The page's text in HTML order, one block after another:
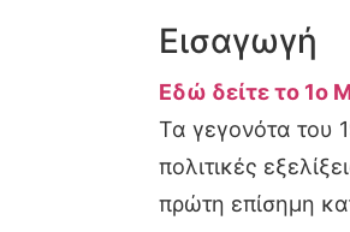
Εισαγωγή
Εδώ δείτε το 1ο
Τα γεγονότα του
πολιτικές
πρώτη επίσημη